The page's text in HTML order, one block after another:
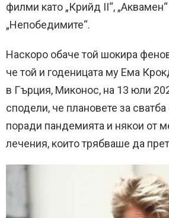
филми като „Крийд II“,
„Непобедимите“.
Наскоро обаче той шокира
че той и годеницата му Ема
в Гърция, Миконос, на 13 юли
сподели, че плановете за
поради пандемията и някои от
лечения, които трябваше да